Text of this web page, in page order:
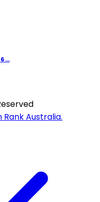
...
Rank Australia.